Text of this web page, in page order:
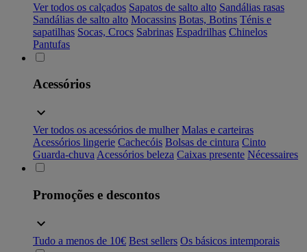
Ver todos os calçados Sapatos de salto alto Sandálias rasas
Sandálias de salto alto Mocassins Botas, Botins Ténis e
sapatilhas Socas, Crocs Sabrinas Espadrilhas Chinelos
Pantufas
Acessórios
Ver todos os acessórios de mulher Malas e carteiras
Acessórios lingerie Cachecóis Bolsas de cintura Cinto
Guarda-chuva Acessórios beleza Caixas presente Nécessaires
Promoções e descontos
Tudo a menos de 10€ Best sellers Os básicos intemporais